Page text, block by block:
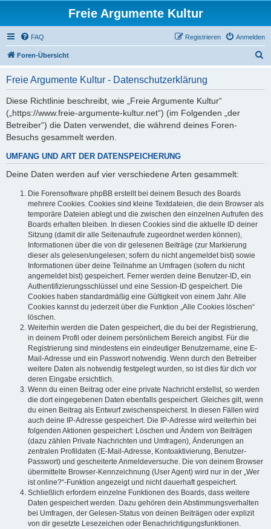
Freie Argumente Kultur
FAQ Anmelden
Registrieren
Foren-Übersicht
Freie Argumente Kultur - Datenschutzerklärung
Diese Richtlinie beschreibt, wie „Freie Argumente Kultur“
(„https://www.freie-argumente-kultur.net“) (im Folgenden „der
Betreiber“) die Daten verwendet, die während deines Foren-
Besuchs gesammelt werden.
UMFANG UND ART DER DATENSPEICHERUNG
Deine Daten werden auf vier verschiedene Arten gesammelt:
Die Forensoftware phpBB erstellt bei deinem Besuch des Boards
mehrere Cookies. Cookies sind kleine Textdateien, die dein Browser als
temporäre Dateien ablegt und die zwischen den einzelnen Aufrufen des
Boards erhalten bleiben. In diesen Cookies sind die aktuelle ID deiner
Sitzung (damit dir alle Seitenaufrufe zugeordnet werden können),
Informationen über die von dir gelesenen Beiträge (zur Markierung
dieser als gelesen/ungelesen; sofern du nicht angemeldet bist) sowie
Informationen über deine Teilnahme an Umfragen (sofern du nicht
angemeldet bist) gespeichert. Ferner werden deine Benutzer-ID, ein
Authentifizierungsschlüssel und eine Session-ID gespeichert. Die
Cookies haben standardmäßig eine Gültigkeit von einem Jahr. Alle
Cookies kannst du jederzeit über die Funktion „Alle Cookies löschen“
löschen.
Weiterhin werden die Daten gespeichert, die du bei der Registrierung,
in deinem Profil oder deinem persönlichem Bereich angibst. Für die
Registrierung sind mindestens ein eindeutiger Benutzername, eine E-
Mail-Adresse und ein Passwort notwendig. Wenn durch den Betreiber
weitere Daten als notwendig festgelegt wurden, so ist dies für dich vor
deren Eingabe ersichtlich.
Wenn du einen Beitrag oder eine private Nachricht erstellst, so werden
die dort eingegebenen Daten ebenfalls gespeichert. Gleiches gilt, wenn
du einen Beitrag als Entwurf zwischenspeicherst. In diesen Fällen wird
auch deine IP-Adresse gespeichert. Die IP-Adresse wird weiterhin bei
folgenden Aktionen gespeichert: Löschen und Ändern von Beiträgen
(dazu zählen Private Nachrichten und Umfragen), Änderungen an
zentralen Profildaten (E-Mail-Adresse, Kontoaktivierung, Benutzer-
Passwort) und gescheiterte Anmeldeversuche. Die von deinem Browser
übermittelte Browser-Kennzeichnung (User Agent) wird nur in der „Wer
ist online?“-Funktion angezeigt und nicht dauerhaft gespeichert.
Schließlich erfordern einzelne Funktionen des Boards, dass weitere
Daten gespeichert werden. Dazu gehören dein Abstimmungsverhalten
bei Umfragen, der Gelesen-Status von deinen Beiträgen oder explizit
von dir gesetzte Lesezeichen oder Benachrichtigungsfunktionen.